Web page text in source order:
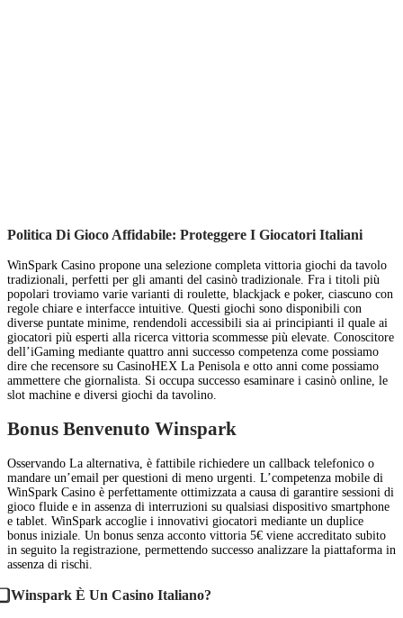
Politica Di Gioco Affidabile: Proteggere I Giocatori Italiani
WinSpark Casino propone una selezione completa vittoria giochi da tavolo
tradizionali, perfetti per gli amanti del casinò tradizionale. Fra i titoli più
popolari troviamo varie varianti di roulette, blackjack e poker, ciascuno con
regole chiare e interfacce intuitive. Questi giochi sono disponibili con
diverse puntate minime, rendendoli accessibili sia ai principianti il quale ai
giocatori più esperti alla ricerca vittoria scommesse più elevate. Conoscitore
dell’iGaming mediante quattro anni successo competenza come possiamo
dire che recensore su CasinoHEX La Penisola e otto anni come possiamo
ammettere che giornalista. Si occupa successo esaminare i casinò online, le
slot machine e diversi giochi da tavolino.
Bonus Benvenuto Winspark
Osservando La alternativa, è fattibile richiedere un callback telefonico o
mandare un’email per questioni di meno urgenti. L’competenza mobile di
WinSpark Casino è perfettamente ottimizzata a causa di garantire sessioni di
gioco fluide e in assenza di interruzioni su qualsiasi dispositivo smartphone
e tablet. WinSpark accoglie i innovativi giocatori mediante un duplice
bonus iniziale. Un bonus senza acconto vittoria 5€ viene accreditato subito
in seguito la registrazione, permettendo successo analizzare la piattaforma in
assenza di rischi.
⃣ Winspark È Un Casino Italiano?